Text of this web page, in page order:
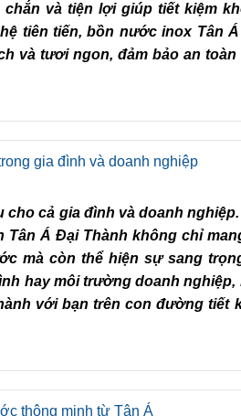
và tiện lợi giúp tiết kiệm
tiên tiến, bồn nước inox Tân
và tươi ngon, đảm bảo an toàn
gia đình và doanh nghiệp
cả gia đình và doanh
Tân Á Đại Thành không chỉ
mà còn thể hiện sự sang
hay môi trường doanh nghiệp,
với bạn trên con đường tiết
thông minh từ Tân Á